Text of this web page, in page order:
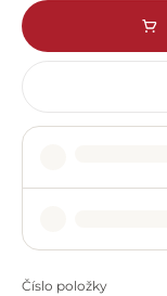
Číslo položky